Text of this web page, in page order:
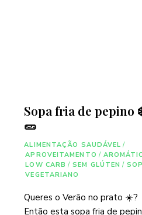
Sopa fria de pepino
🥒
ALIMENTAÇÃO SAUDÁVEL /
APROVEITAMENTO /
LOW CARB / SEM GLÚTEN /
VEGETARIANO
Queres o Verão no prato ☀️?
Então esta sopa fria de